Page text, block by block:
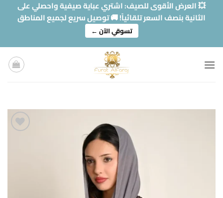
تخطي
للمحتوى
💥 العرض الأقوى للصيف: اشتري عباية صيفية واحصلي على
الثانية بنصف السعر تلقائياً! 🚚 توصيل سريع لجميع المناطق
تسوقي الآن ←